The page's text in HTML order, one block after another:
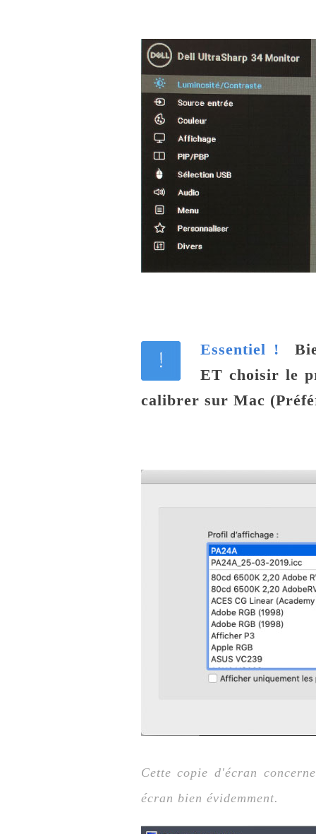
Essentiel !
ET choisir le
calibrer sur Mac
Cette copie d'écran
écran bien évidemment.